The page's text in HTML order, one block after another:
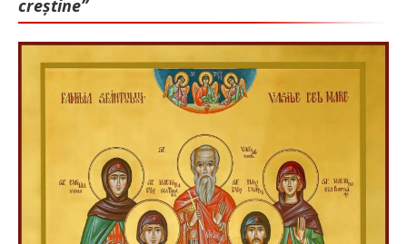
creștine”